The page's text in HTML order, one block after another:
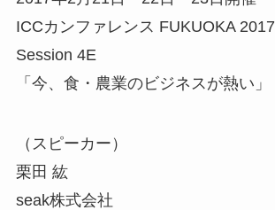
ICCカンファレンス FUKUOKA 2017
Session 4E
「今、食・農業のビジネスが熱い」
（スピーカー）
栗田 紘
seak株式会社